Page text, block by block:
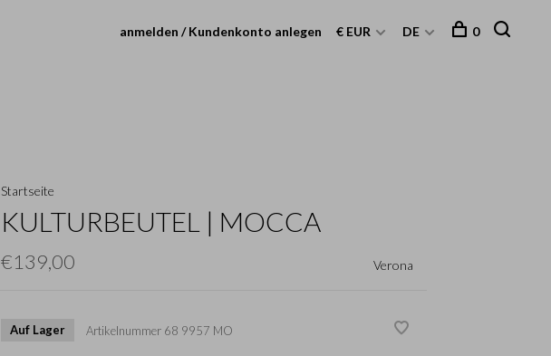
anmelden / Kundenkonto anlegen € EUR DE 0
Startseite
KULTURBEUTEL | MOCCA
€139,00 Verona
Auf Lager Artikelnummer 68 9957 MO